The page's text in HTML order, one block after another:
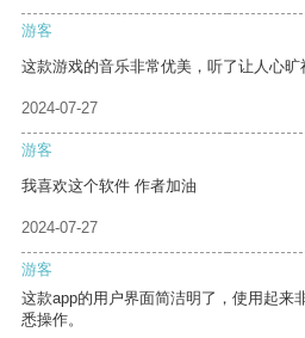
游客
这款游戏的音乐非常优美，听了让人心旷
2024-07-27
游客
我喜欢这个软件 作者加油
2024-07-27
游客
这款app的用户界面简洁明了，使用起来
悉操作。